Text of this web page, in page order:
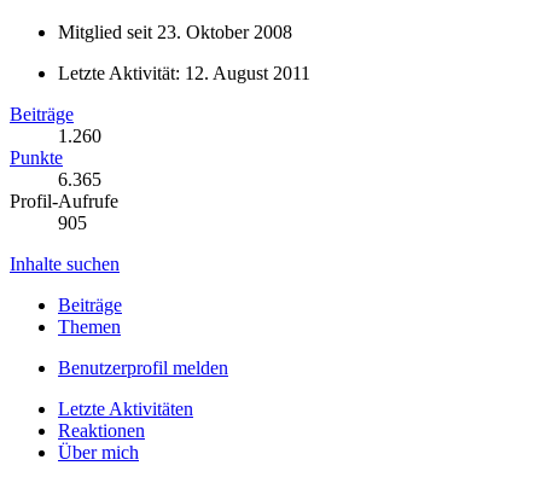
Mitglied seit 23. Oktober 2008
Letzte Aktivität: 12. August 2011
Beiträge
1.260
Punkte
6.365
Profil-Aufrufe
905
Inhalte suchen
Beiträge
Themen
Benutzerprofil melden
Letzte Aktivitäten
Reaktionen
Über mich